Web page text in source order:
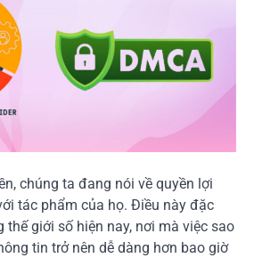
chúng ta đang nói về quyền lợi
tác phẩm của họ. Điều này đặc
thế giới số hiện nay, nơi mà việc sao
tin trở nên dễ dàng hơn bao giờ